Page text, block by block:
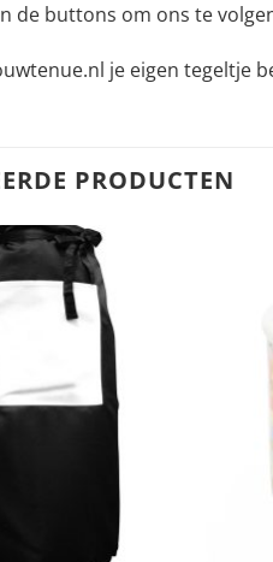
de buttons om ons te
je eigen tegeltje
PRODUCTEN